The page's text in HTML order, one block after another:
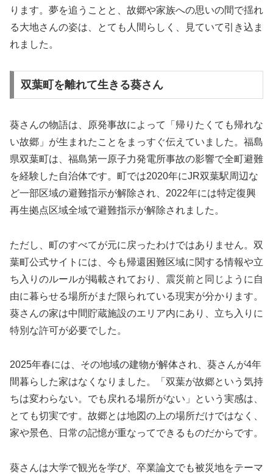
ります。夢を追うことと、故郷や家族への思いの間で揺れ
る大地さんの姿は、とても人間らしく、見ていて引き込ま
れました。
双葉町を離れて生きる葵さん
葵さんの物語は、原発事故によって「帰りたくても帰れな
い故郷」が生まれたことをまっすぐ伝えていました。福島
県双葉町は、福島第一原子力発電所事故の影響で全町避難
を経験した自治体です。町では2020年にJR双葉駅周辺な
ど一部区域の避難指示が解除され、2022年には特定復興
再生拠点区域全域で避難指示が解除されました。
ただし、町のすべてが元に戻ったわけではありません。双
葉町公式サイトには、今も帰還困難区域に関する情報や立
ち入りのルールが掲載されており、震災前と同じように自
由に暮らせる場所がまだ限られている現実が分かります。
葵さんの家は中間貯蔵施設のエリア内にあり、立ち入りに
特別な許可が必要でした。
2025年春には、その地域の建物が解体され、葵さんが4年
間暮らした家はなくなりました。「双葉が故郷という気持
ちは変わらない。でも戻れる場所がない」という実感は、
とても切実です。故郷とは地図の上の場所だけではなく、
家や景色、日常の記憶が重なってできるものだからです。
葵さんは大学で観光を学び、卒業論文でも被災地をテーマ